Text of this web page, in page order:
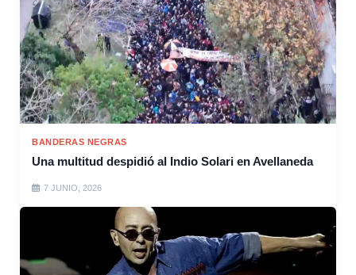
BANDERAS NEGRAS
Una multitud despidió al Indio Solari en Avellaneda
7 JUNIO, 2026